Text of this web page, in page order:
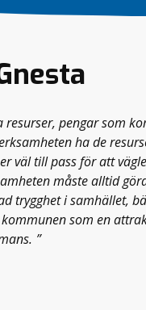
pengar som
ha de
väl till pass för att
måste alltid
trygghet i samhället,
som en